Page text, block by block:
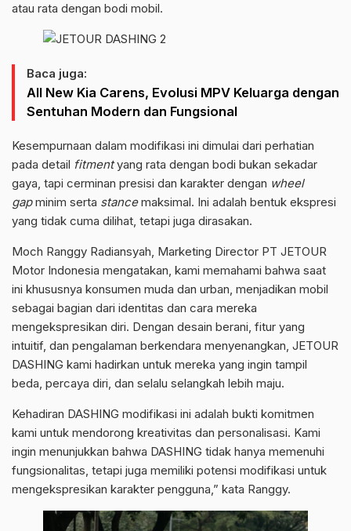
atau rata dengan bodi mobil.
Baca juga:
All New Kia Carens, Evolusi MPV Keluarga dengan
Sentuhan Modern dan Fungsional
Kesempurnaan dalam modifikasi ini dimulai dari perhatian
pada detail fitmentyang rata dengan bodi bukan sekadar
gaya, tapi cerminan presisi dan karakter dengan wheel
gapminim serta stancemaksimal. Ini adalah bentuk ekspresi
yang tidak cuma dilihat, tetapi juga dirasakan.
Moch Ranggy Radiansyah, Marketing Director PT JETOUR
Motor Indonesia mengatakan, kami memahami bahwa saat
ini khususnya konsumen muda dan urban, menjadikan mobil
sebagai bagian dari identitas dan cara mereka
mengekspresikan diri. Dengan desain berani, fitur yang
intuitif, dan pengalaman berkendara menyenangkan, JETOUR
DASHING kami hadirkan untuk mereka yang ingin tampil
beda, percaya diri, dan selalu selangkah lebih maju.
Kehadiran DASHING modifikasi ini adalah bukti komitmen
kami untuk mendorong kreativitas dan personalisasi. Kami
ingin menunjukkan bahwa DASHING tidak hanya memenuhi
fungsionalitas, tetapi juga memiliki potensi modifikasi untuk
mengekspresikan karakter pengguna,” kata Ranggy.